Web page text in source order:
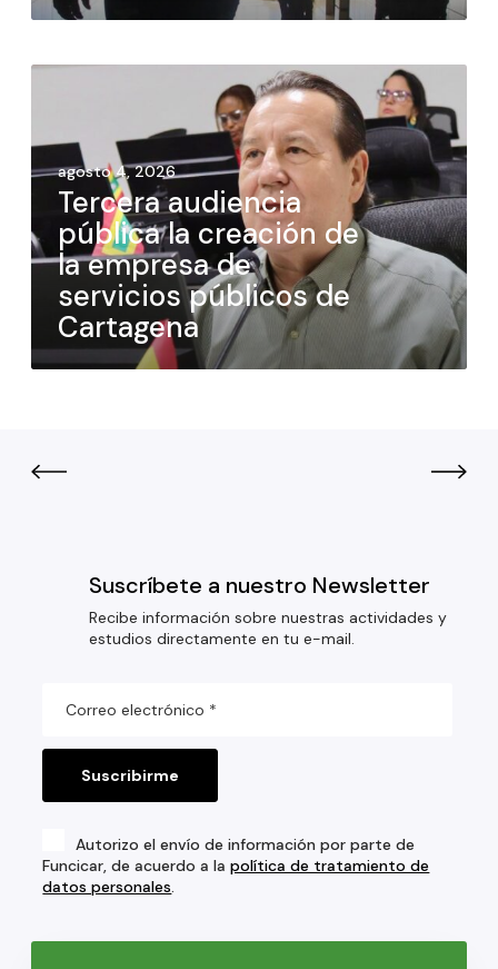
agosto 4, 2026
Tercera audiencia
pública la creación de
la empresa de
servicios públicos de
Cartagena
Suscríbete a nuestro Newsletter
Recibe información sobre nuestras actividades y
estudios directamente en tu e-mail.
Autorizo el envío de información por parte de
Funcicar, de acuerdo a lapolítica de tratamiento de
datos personales.